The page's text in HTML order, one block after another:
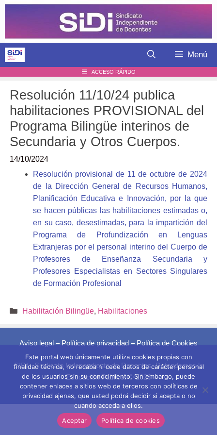
Saltar
Menú
ACCESO RÁPIDO
Resolución 11/10/24 publica
habilitaciones PROVISIONAL del
Programa Bilingüe interinos de
Secundaria y Otros Cuerpos.
14/10/2024
Resolución provisional de 11 de octubre de 2024
de la Dirección General de Recursos Humanos,
Planificación Educativa e Innovación, por la que
se hacen públicas las habilitaciones estimadas o,
en su caso, desestimadas, para la impartición del
Programa de Profundización en Lenguas
Extranjeras por el personal interino del Cuerpo de
Profesores de Enseñanza Secundaria y
Profesores Especialistas en Sectores Singulares
de Formación Profesional
Categorías
Habilitación Bilingüe, Habilitaciones
Aviso legal – Política de privacidad – Política de Cookies
SIDI - Sindicato Independiente de Docentes. Defendemos la
Educación Pública. © 2026
Este portal web únicamente utiliza cookies propias con
finalidad técnica, no recaba ni cede datos de carácter personal
de los usuarios sin su conocimiento. Sin embargo, puede
contener enlaces a sitios web de terceros con políticas de
privacidad ajenas, que usted podrá decidir si acepta o no
cuando acceda a ellos.
Aceptar
Política de cookies